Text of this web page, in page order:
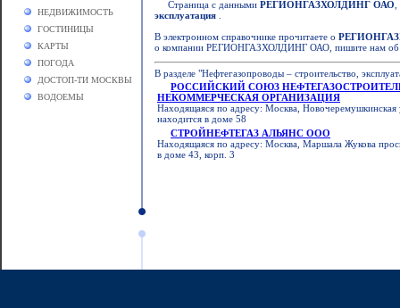
НЕДВИЖИМОСТЬ
ГОСТИНИЦЫ
КАРТЫ
ПОГОДА
ДОСТОП-ТИ МОСКВЫ
ВОДОЕМЫ
Страница с данными РЕГИОНГАЗХОЛДИНГ ОАО
эксплуатация
В электронном справочнике прочитаете о
о компании РЕГИОНГАЗХОЛДИНГ ОАО, пишите нам об
В разделе "Нефтегазопроводы – строительство,
РОССИЙСКИЙ СОЮЗ
НЕКОММЕРЧЕСКАЯ ОРГАНИЗАЦИЯ
Находящаяся по адресу: Москва, Новочеремушкинская
находится в доме 58
СТРОЙНЕФТЕГАЗ АЛЬЯНС ООО
Находящаяся по адресу: Москва, Маршала Жукова
в доме 43, корп. 3